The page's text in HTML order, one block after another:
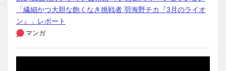
「繊細かつ大胆な飽くなき挑戦者 羽海野チカ『3月のライオ
ン』」レポート
マンガ